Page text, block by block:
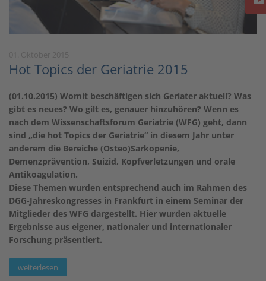
Hot Topics der Geriatrie 2015
(01.10.2015) Womit beschäftigen sich Geriater aktuell? Was
gibt es neues? Wo gilt es, genauer hinzuhören? Wenn es
nach dem Wissenschaftsforum Geriatrie (WFG) geht, dann
sind „die hot Topics der Geriatrie“ in diesem Jahr unter
anderem die Bereiche (Osteo)Sarkopenie,
Demenzprävention, Suizid, Kopfverletzungen und orale
Antikoagulation.
Diese Themen wurden entsprechend auch im Rahmen des
DGG-Jahreskongresses in Frankfurt in einem Seminar der
Mitglieder des WFG dargestellt. Hier wurden aktuelle
Ergebnisse aus eigener, nationaler und internationaler
Forschung präsentiert.
weiterlesen